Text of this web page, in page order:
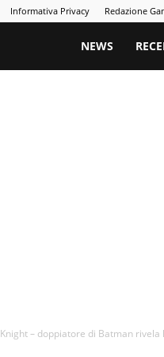
Informativa Privacy Redazione
Gametimers
NEWS
– doppiatore di Batman rivela